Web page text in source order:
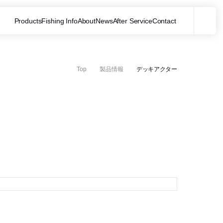
ProductsFishing InfoAboutNewsAfter ServiceContact
サイト内を検索する
Top 製品情報 デッキアクター